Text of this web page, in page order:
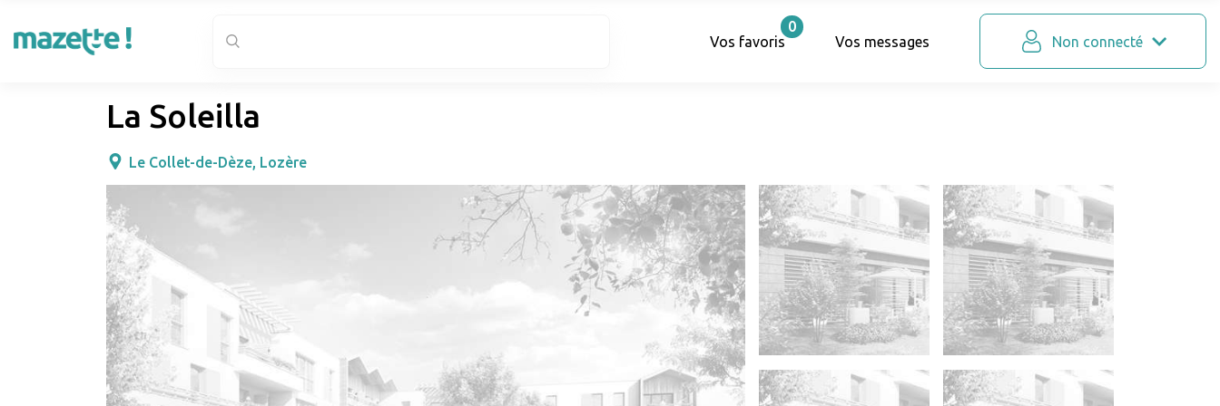
Vos favoris
0
Vos messages
Non connecté
La Soleilla
Le Collet-de-Dèze, Lozère